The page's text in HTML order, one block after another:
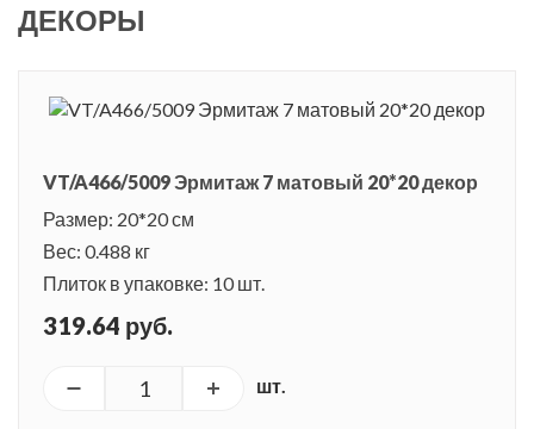
ДЕКОРЫ
VT/A466/5009 Эрмитаж 7 матовый 20*20 декор
Размер: 20*20 см
Вес: 0.488 кг
Плиток в упаковке: 10 шт.
319.64 руб.
шт.